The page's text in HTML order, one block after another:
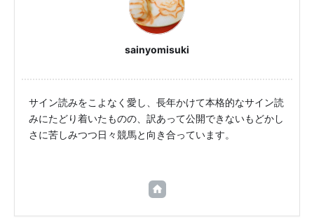
sainyomisuki
サイン読みをこよなく愛し、長年かけて本格的なサイン読
みにたどり着いたものの、訳あって公開できないもどかし
さに苦しみつつ日々競馬と向き合っています。